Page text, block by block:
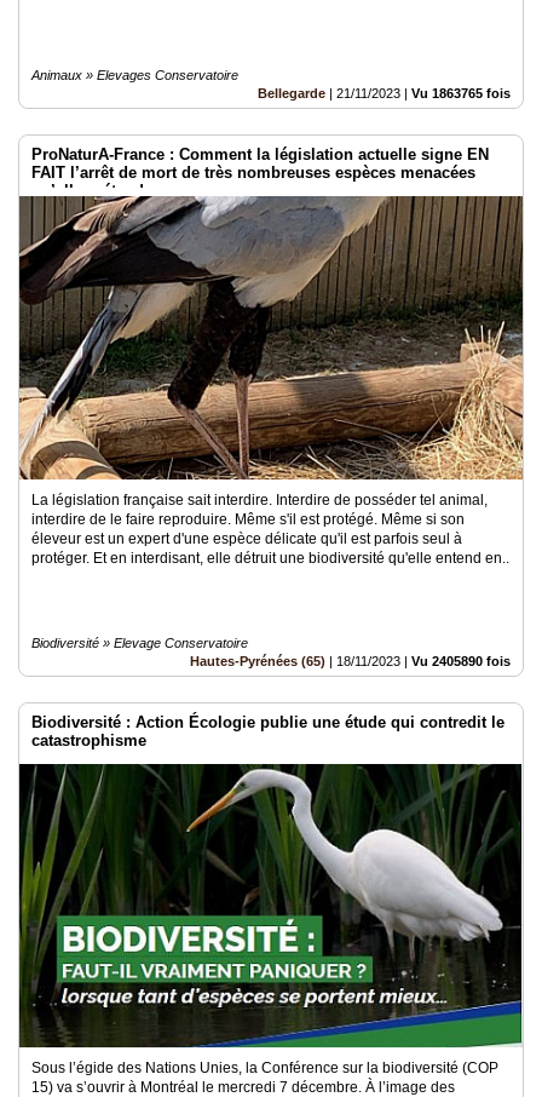
Animaux » Elevages Conservatoire
Bellegarde | 21/11/2023 | Vu 1863765 fois
ProNaturA-France : Comment la législation actuelle signe EN
FAIT l’arrêt de mort de très nombreuses espèces menacées
qu’elle prétend sauver.
La législation française sait interdire. Interdire de posséder tel animal,
interdire de le faire reproduire. Même s'il est protégé. Même si son
éleveur est un expert d'une espèce délicate qu'il est parfois seul à
protéger. Et en interdisant, elle détruit une biodiversité qu'elle entend en..
Biodiversité » Elevage Conservatoire
Hautes-Pyrénées (65) | 18/11/2023 | Vu 2405890 fois
Biodiversité : Action Écologie publie une étude qui contredit le
catastrophisme
Sous l’égide des Nations Unies, la Conférence sur la biodiversité (COP
15) va s’ouvrir à Montréal le mercredi 7 décembre. À l’image des